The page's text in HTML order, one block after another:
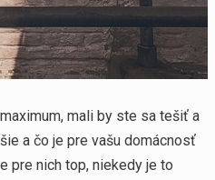
mali by ste sa tešiť a
a čo je pre vašu domácnosť
pre nich top, niekedy je to